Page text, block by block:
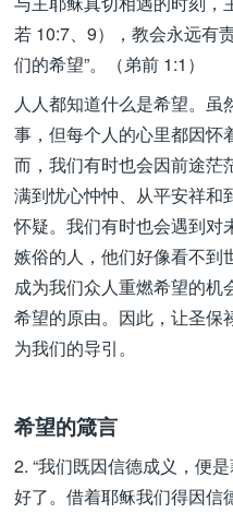
若 10:7、9），教会永远有
们的希望”。（弟前 1:1）
人人都知道什么是希望。虽
事，但每个人的心里都因怀
而，我们有时也会因前途茫
满到忧心忡忡、从平安祥和
怀疑。我们有时也会遇到对
嫉俗的人，他们好像看不到
成为我们众人重燃希望的机
希望的原由。因此，让圣保
为我们的导引。
希望的箴言
2. “我们既因信德成义，便
好了。借着耶稣我们得因信